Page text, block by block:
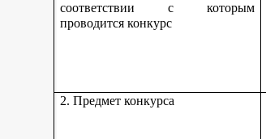
соответствии с которым
проводится конкурс
2. Предмет конкурса